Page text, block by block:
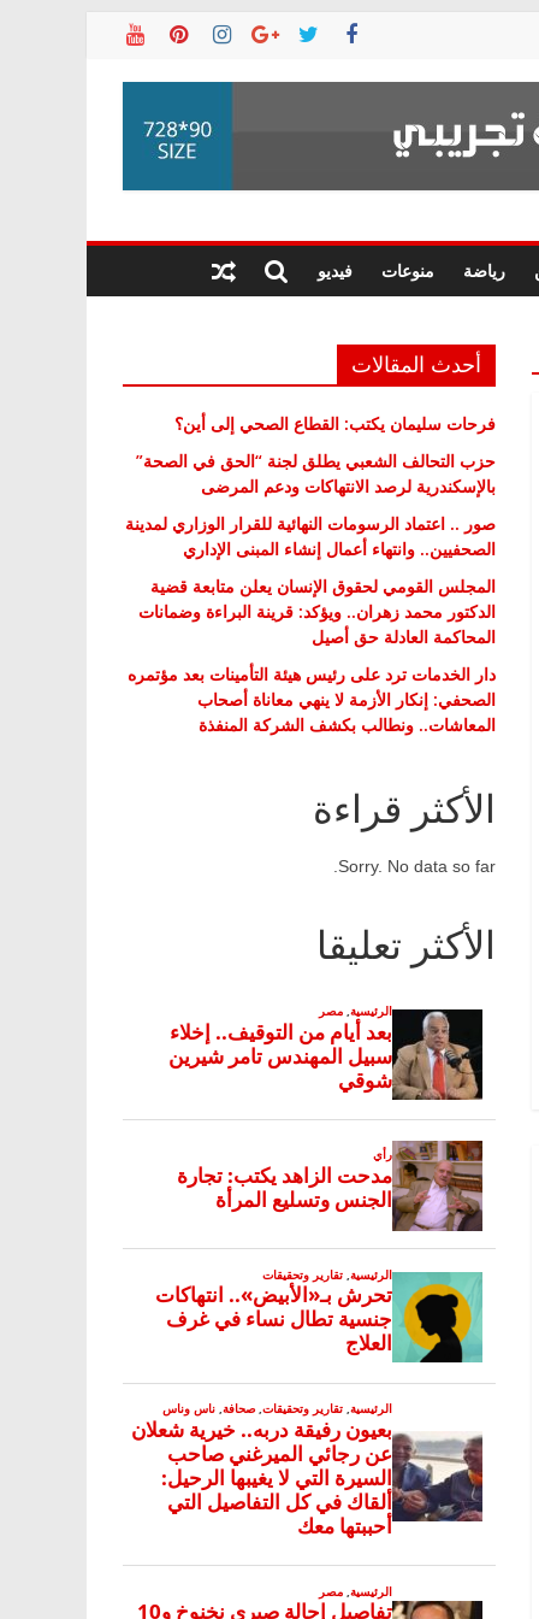
رياضة منوعات فيديو
أحدث المقالات
فرحات سليمان يكتب: القطاع الصحي إلى أين؟
حزب التحالف الشعبي يطلق لجنة “الحق في الصحة”
بالإسكندرية لرصد الانتهاكات ودعم المرضى
صور .. اعتماد الرسومات النهائية للقرار الوزاري لمدينة
الصحفيين.. وانتهاء أعمال إنشاء المبنى الإداري
المجلس القومي لحقوق الإنسان يعلن متابعة قضية
الدكتور محمد زهران.. ويؤكد: قرينة البراءة وضمانات
المحاكمة العادلة حق أصيل
دار الخدمات ترد على رئيس هيئة التأمينات بعد مؤتمره
الصحفي: إنكار الأزمة لا ينهي معاناة أصحاب
المعاشات.. ونطالب بكشف الشركة المنفذة
الأكثر قراءة
Sorry. No data so far.
الأكثر تعليقا